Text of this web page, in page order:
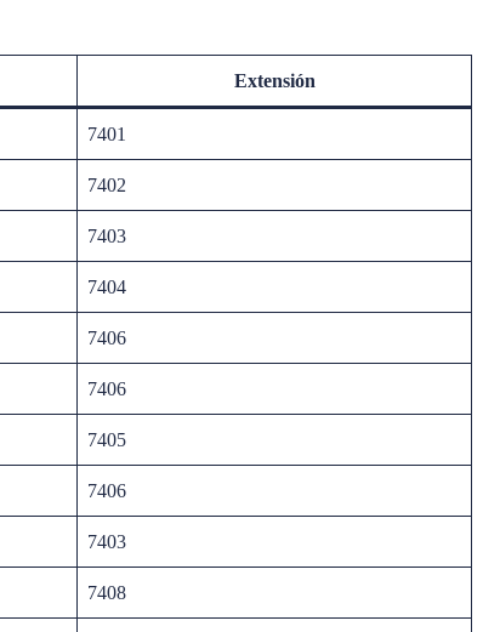
Extensión
7401
7402
7403
7404
7406
7406
7405
7406
7403
7408